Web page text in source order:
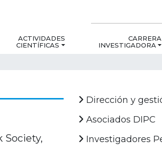
ACTIVIDADES
CIENTÍFICAS
CARRERA
INVESTIGADORA
Society,
Dirección y
Asociados DIPC
Investigadores